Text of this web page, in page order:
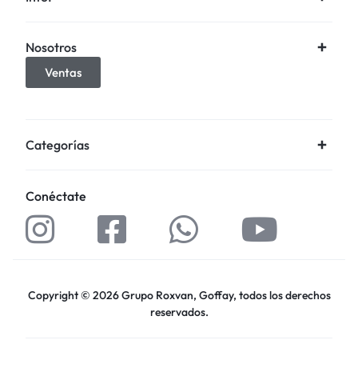
Nosotros
Ventas
Categorías
Conéctate
Copyright © 2026 Grupo Roxvan, Goffay, todos los derechos
reservados.